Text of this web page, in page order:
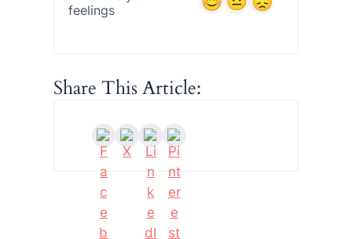
feelings
Share This Article: